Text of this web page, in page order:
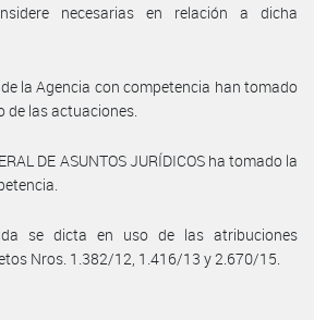
necesarias en relación a dicha
la Agencia con competencia han tomado
de las actuaciones.
DE ASUNTOS JURÍDICOS ha tomado la
se dicta en uso de las atribuciones
Nros. 1.382/12, 1.416/13 y 2.670/15.